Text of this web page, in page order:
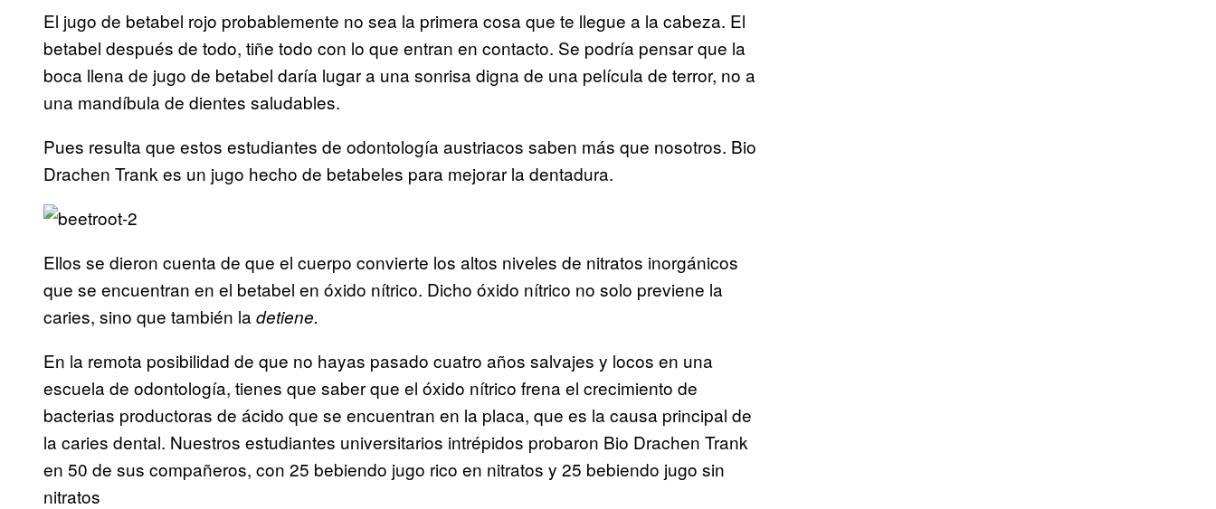
El jugo de betabel rojo probablemente no sea la primera cosa que te llegue a la cabeza. El
betabel después de todo, tiñe todo con lo que entran en contacto. Se podría pensar que la
boca llena de jugo de betabel daría lugar a una sonrisa digna de una película de terror, no a
una mandíbula de dientes saludables.
Pues resulta que estos estudiantes de odontología austriacos saben más que nosotros. Bio
Drachen Trank es un jugo hecho de betabeles para mejorar la dentadura.
Ellos se dieron cuenta de que el cuerpo convierte los altos niveles de nitratos inorgánicos
que se encuentran en el betabel en óxido nítrico. Dicho óxido nítrico no solo previene la
caries, sino que también la detiene.
En la remota posibilidad de que no hayas pasado cuatro años salvajes y locos en una
escuela de odontología, tienes que saber que el óxido nítrico frena el crecimiento de
bacterias productoras de ácido que se encuentran en la placa, que es la causa principal de
la caries dental. Nuestros estudiantes universitarios intrépidos probaron Bio Drachen Trank
en 50 de sus compañeros, con 25 bebiendo jugo rico en nitratos y 25 bebiendo jugo sin
nitratos